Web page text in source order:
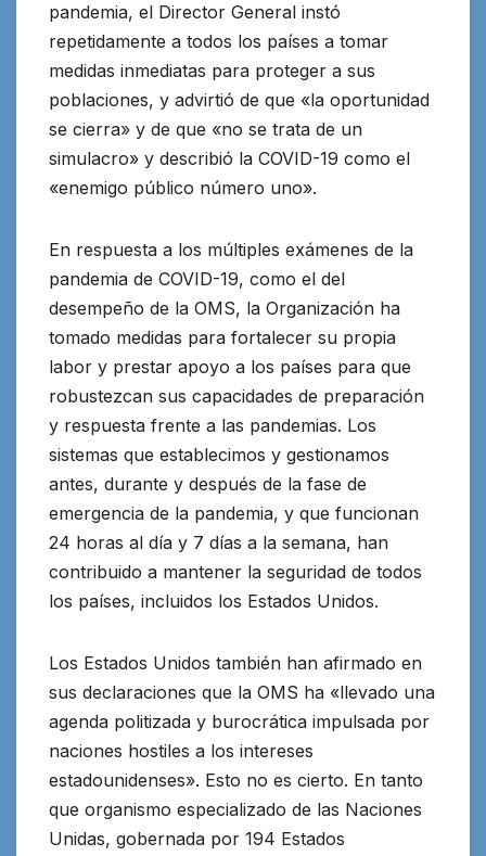
pandemia, el Director General instó
repetidamente a todos los países a tomar
medidas inmediatas para proteger a sus
poblaciones, y advirtió de que «la oportunidad
se cierra» y de que «no se trata de un
simulacro» y describió la COVID-19 como el
«enemigo público número uno».
En respuesta a los múltiples exámenes de la
pandemia de COVID-19, como el del
desempeño de la OMS, la Organización ha
tomado medidas para fortalecer su propia
labor y prestar apoyo a los países para que
robustezcan sus capacidades de preparación
y respuesta frente a las pandemias. Los
sistemas que establecimos y gestionamos
antes, durante y después de la fase de
emergencia de la pandemia, y que funcionan
24 horas al día y 7 días a la semana, han
contribuido a mantener la seguridad de todos
los países, incluidos los Estados Unidos.
Los Estados Unidos también han afirmado en
sus declaraciones que la OMS ha «llevado una
agenda politizada y burocrática impulsada por
naciones hostiles a los intereses
estadounidenses». Esto no es cierto. En tanto
que organismo especializado de las Naciones
Unidas, gobernada por 194 Estados